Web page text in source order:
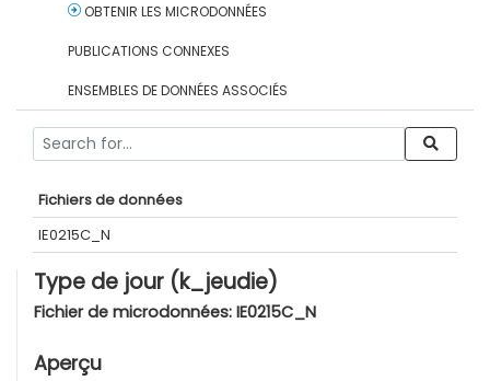
OBTENIR LES MICRODONNÉES
PUBLICATIONS CONNEXES
ENSEMBLES DE DONNÉES ASSOCIÉS
Fichiers de données
IE0215C_N
Type de jour (k_jeudie)
Fichier de microdonnées: IE0215C_N
Aperçu